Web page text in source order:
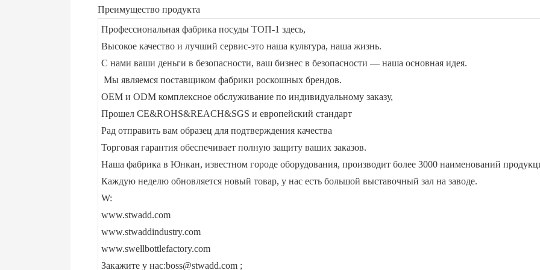
Преимущество продукта
Профессиональная фабрика посуды ТОП-1 здесь,
Высокое качество и лучший сервис-это наша культура, наша жизнь.
С нами ваши деньги в безопасности, ваш бизнес в безопасности — наша основная идея.
Мы являемся поставщиком фабрики роскошных брендов.
OEM и ODM комплексное обслуживание по индивидуальному заказу,
Прошел CE&ROHS&REACH&SGS и европейский стандарт
Рад отправить вам образец для подтверждения качества
Торговая гарантия обеспечивает полную защиту ваших заказов.
Наша фабрика в Юнкан, известном городе оборудования, производит более 3000 наименований
Каждую неделю обновляется новый товар, у нас есть большой выставочный зал на заводе.
W:
www.stwadd.com
www.stwaddindustry.com
www.swellbottlefactory.com
Закажите у нас:boss@stwadd.com ;